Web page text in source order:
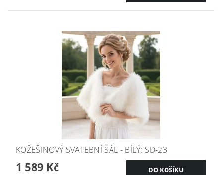
KOŽEŠINOVÝ SVATEBNÍ ŠÁL - BÍLÝ: SD-23
1 589 Kč